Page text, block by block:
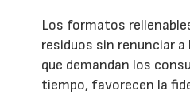
Los formatos
residuos sin renunciar a
que demandan los
tiempo, favorecen la